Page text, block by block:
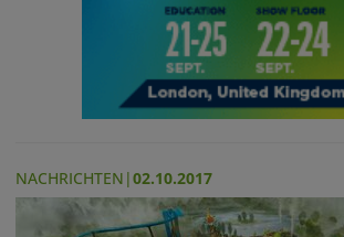
NACHRICHTEN |02.10.2017